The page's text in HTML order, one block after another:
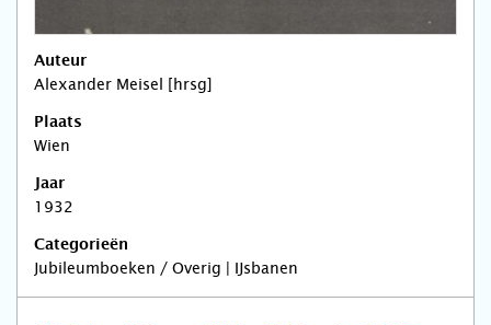
Auteur
Alexander Meisel [hrsg]
Plaats
Wien
Jaar
1932
Categorieën
Jubileumboeken / Overig | IJsbanen